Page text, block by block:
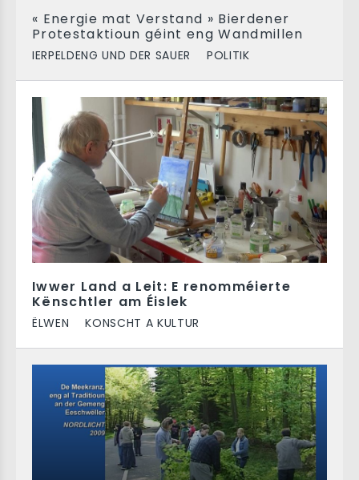
« Energie mat Verstand » Bierdener
Protestaktioun géint eng Wandmillen
IERPELDENG UND DER SAUER POLITIK
Iwwer Land a Leit: E renomméierte
Kënschtler am Éislek
ËLWEN KONSCHT A KULTUR